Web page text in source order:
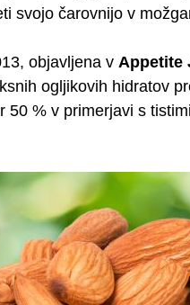
svojo čarovnijo v
objavljena v Appetite
ogljikovih hidratov
50 % v primerjavi s